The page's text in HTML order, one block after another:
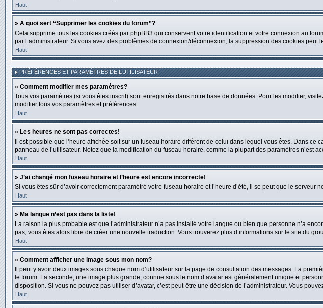
Haut
» A quoi sert “Supprimer les cookies du forum”?
Cela supprime tous les cookies créés par phpBB3 qui conservent votre identification et votre connexion au
par l’administrateur. Si vous avez des problèmes de connexion/déconnexion, la suppression des cookies peut
Haut
PRÉFÉRENCES ET PARAMÈTRES DE L’UTILISATEUR
» Comment modifier mes paramètres?
Tous vos paramètres (si vous êtes inscrit) sont enregistrés dans notre base de données. Pour les modifier,
modifier tous vos paramètres et préférences.
Haut
» Les heures ne sont pas correctes!
Il est possible que l’heure affichée soit sur un fuseau horaire différent de celui dans lequel vous êtes. Dans
panneau de l’utilisateur. Notez que la modification du fuseau horaire, comme la plupart des paramètres n’est
Haut
» J’ai changé mon fuseau horaire et l’heure est encore incorrecte!
Si vous êtes sûr d’avoir correctement paramétré votre fuseau horaire et l’heure d’été, il se peut que le serveur
Haut
» Ma langue n’est pas dans la liste!
La raison la plus probable est que l’administrateur n’a pas installé votre langue ou bien que personne n’a
pas, vous êtes alors libre de créer une nouvelle traduction. Vous trouverez plus d’informations sur le site du
Haut
» Comment afficher une image sous mon nom?
Il peut y avoir deux images sous chaque nom d’utilisateur sur la page de consultation des messages. La
le forum. La seconde, une image plus grande, connue sous le nom d’avatar est généralement unique et
disposition. Si vous ne pouvez pas utiliser d’avatar, c’est peut-être une décision de l’administrateur. Vous
Haut